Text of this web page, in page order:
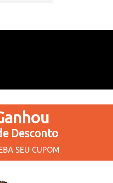
Desconto
SEU CUPOM